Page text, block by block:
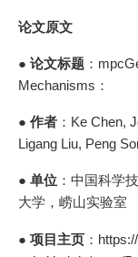
论文原文
● 论文标题 ：
Mechanisms：
● 作者 ：Ke Chen,
Ligang Liu, Peng
● 单位 ：中国科学
大学，崂山实验室
● 项目主页 ：